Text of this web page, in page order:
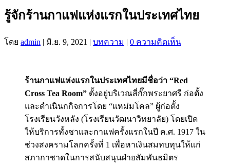
รู้จักร้านกาแฟแห่งแรกในประเทศไทย
โดย admin | มิ.ย. 9, 2021 | บทความ | 0 ความคิดเห็น
ร้านกาแฟแห่งแรกในประเทศไทยมีชื่อว่า “Red
Cross Tea Room” ตั้งอยู่บริเวณสี่กั๊กพระยาศรี ก่อตั้ง
และดำเนินกกิจการโดย “แหม่มโคล” ผู้ก่อตั้ง
โรงเรียนวังหลัง (โรงเรียนวัฒนาวิทยาลัย) โดยเปิด
ให้บริการทั้งชาและกาแฟครั้งแรกในปี ค.ศ. 1917 ใน
ช่วงสงครามโลกครั้งที่ 1 เพื่อหาเงินสมทบทุนให้แก่
สภากาชาดในการสนับสนุนฝ่ายสัมพันธมิตร